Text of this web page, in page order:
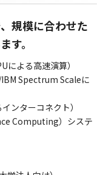
規模に合わせた
す。
による高速演算）
Spectrum Scaleに
ンターコネクト）
Computing）システ